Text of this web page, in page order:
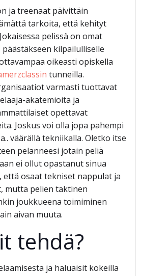
ja treenaat päivittäin
tarkoita, että kehityt
pelissä on omat
kilpailulliselle
oikeasti opiskella
tunneilla.
varmasti tuottavat
akatemioita ja
opettavat
Joskus voi olla jopa pahempi
väärällä tekniikalla. Oletko itse
pelanneesi jotain peliä
ei ollut opastanut sinua
että osaat tekniset nappulat ja
mutta pelien taktinen
joukkueena toimiminen
aivan muuta.
tehdä?
ja haluaisit kokeilla